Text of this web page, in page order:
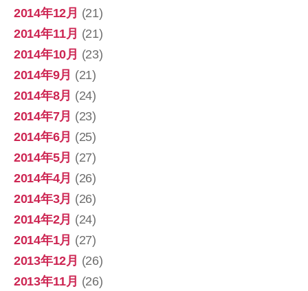
2014年12月 (21)
2014年11月 (21)
2014年10月 (23)
2014年9月 (21)
2014年8月 (24)
2014年7月 (23)
2014年6月 (25)
2014年5月 (27)
2014年4月 (26)
2014年3月 (26)
2014年2月 (24)
2014年1月 (27)
2013年12月 (26)
2013年11月 (26)